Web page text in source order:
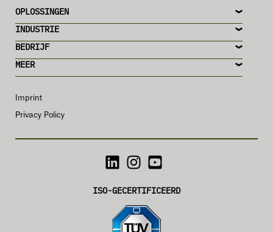
MEER
BEDRIJF
INDUSTRIE
OPLOSSINGEN
Imprint
Privacy Policy
ISO-GECERTIFICEERD